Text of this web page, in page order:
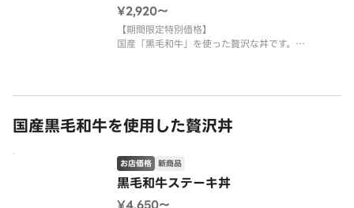
¥2,920〜
【期間限定特別価格】
国産「黒毛和牛」を使った贅沢な丼です。
ります。
レストランクオリティの焼肉丼を贅沢にどうぞ。
来客時でのおもてなし
国産黒毛和牛を使用した贅沢丼
黒毛和牛ステーキ丼
お店価格 新商品